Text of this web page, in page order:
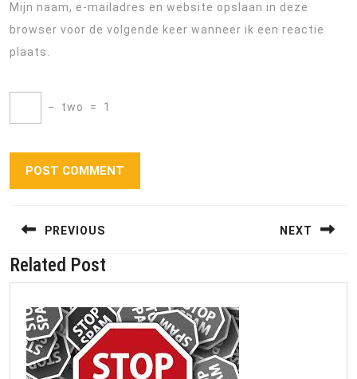
Mijn naam, e-mailadres en website opslaan in deze
browser voor de volgende keer wanneer ik een reactie
plaats.
− two = 1
PREVIOUS
Previous
post:
NEXT
post:
Related Post